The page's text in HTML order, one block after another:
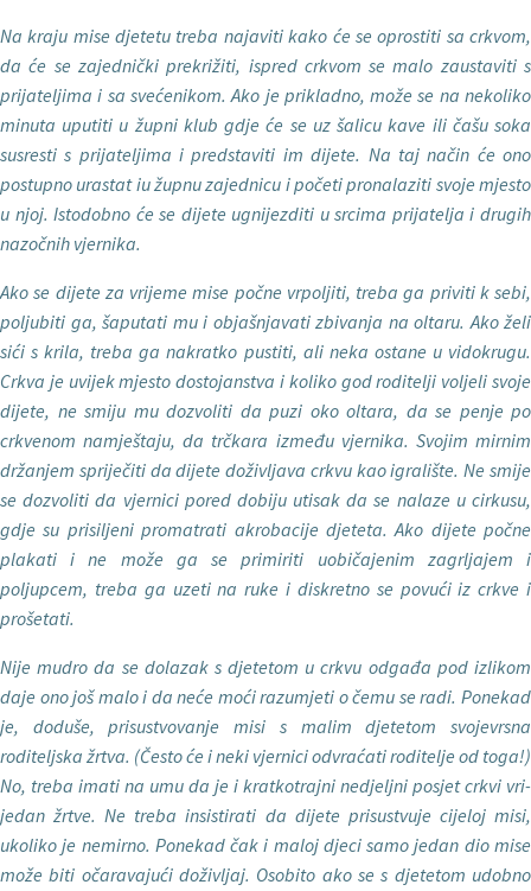
Na kraju mise djetetu treba najavi­ti kako će se oprostiti sa crkvom,
da će se zajednički prekrižiti, ispred crkvom se malo zaustaviti s
prijateljima i sa svećenikom. Ako je prikladno, može se na nekoliko
minuta uputiti u župni klub gdje će se uz šalicu kave ili čašu soka
susresti s prijateljima i predstaviti im dijete. Na taj način će ono
postupno urastat iu župnu zajednicu i početi pronalaziti svoje mjesto
u njoj. Istodobno će se dijete ugnijezditi u srcima prijate­lja i drugih
nazočnih vjernika.
Ako se dijete za vrijeme mise počne vrpoljiti, treba ga priviti k sebi,
polju­biti ga, šaputati mu i objašnjavati zbi­vanja na oltaru. Ako želi
sići s krila, treba ga nakratko pustiti, ali neka ostane u vidokrugu.
Crkva je uvijek mjesto dostojanstva i koliko god rodi­telji voljeli svoje
dijete, ne smiju mu dozvoliti da puzi oko oltara, da se penje po
crkvenom namještaju, da trčkara između vjernika. Svojim mirnim
drža­njem spriječiti da dijete doživljava cr­kvu kao igralište. Ne smije
se dozvoliti da vjernici pored dobiju utisak da se nalaze u cirkusu,
gdje su prisiljeni promatrati akrobacije djeteta. Ako dijete počne
plakati i ne može ga se primiriti uobičajenim zagrljajem i
poljupcem, treba ga uzeti na ruke i diskretno se povući iz crkve i
prošetati.
Nije mudro da se dolazak s djetetom u crkvu odgađa pod izlikom
daje ono još malo i da neće moći razumjeti o čemu se radi. Ponekad
je, doduše, pri­sustvovanje misi s malim djetetom svo­jevrsna
roditeljska žrtva. (Često će i neki vjernici odvraćati roditelje od toga!)
No, treba imati na umu da je i kratkotrajni nedjeljni posjet crkvi vri­
jedan žrtve. Ne treba insistirati da dijete prisustvuje cijeloj misi,
ukoliko je nemirno. Ponekad čak i maloj djeci samo jedan dio mise
može biti očaravajući doživljaj. Oso­bito ako se s djetetom udobno